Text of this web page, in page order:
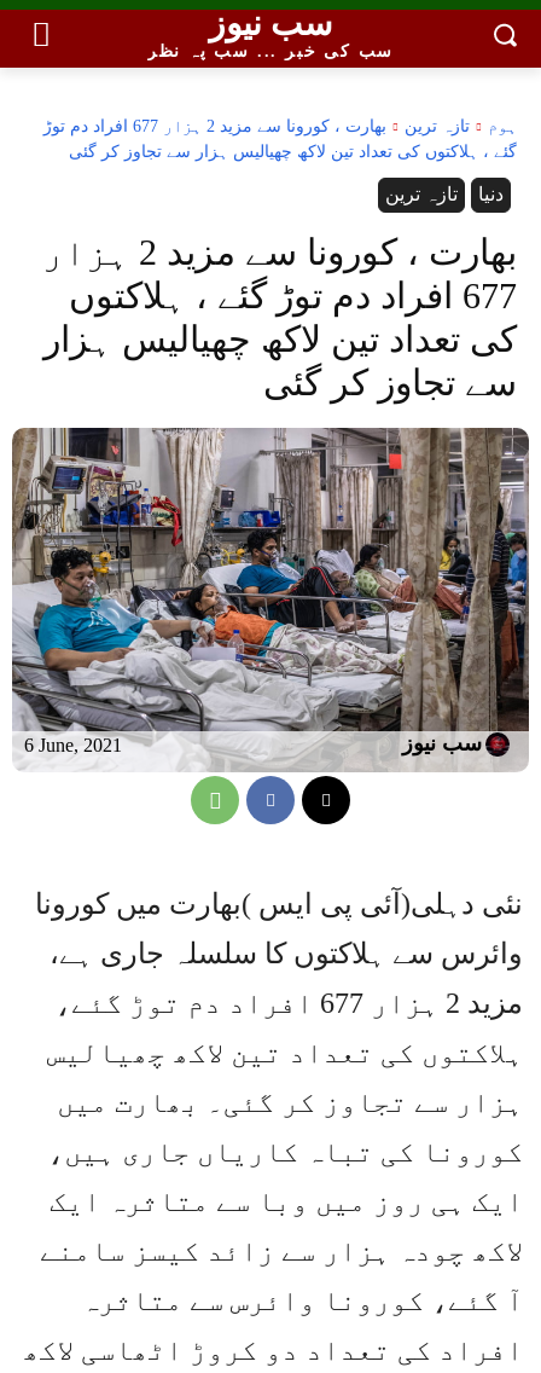
سب نیوز
سب کی خبر ... سب پہ نظر
ہوم تازہ ترین
بھارت ، کورونا سے مزید 2 ہزار 677 افراد دم توڑ
گئے ، ہلاکتوں کی تعداد تین لاکھ چھیالیس ہزار سے تجاوز کر گئی
تازہ ترین دنیا
بھارت ، کورونا سے مزید 2 ہزار
677 افراد دم توڑ گئے ، ہلاکتوں
کی تعداد تین لاکھ چھیالیس ہزار
سے تجاوز کر گئی
6 June, 2021 سب نیوز
نئی دہلی(آئی پی ایس )بھارت میں کورونا
وائرس سے ہلاکتوں کا سلسلہ جاری ہے،
مزید 2 ہزار 677 افراد دم توڑ گئے،
ہلاکتوں کی تعداد تین لاکھ چھیالیس
ہزار سے تجاوز کر گئی۔ بھارت میں
کورونا کی تباہ کاریاں جاری ہیں،
ایک ہی روز میں وبا سے متاثرہ ایک
لاکھ چودہ ہزار سے زائد کیسز سامنے
آ گئے، کورونا وائرس سے متاثرہ
افراد کی تعداد دو کروڑ اٹھاسی لاکھ